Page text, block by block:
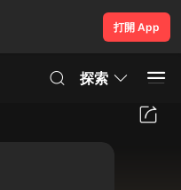
打開 App
探索